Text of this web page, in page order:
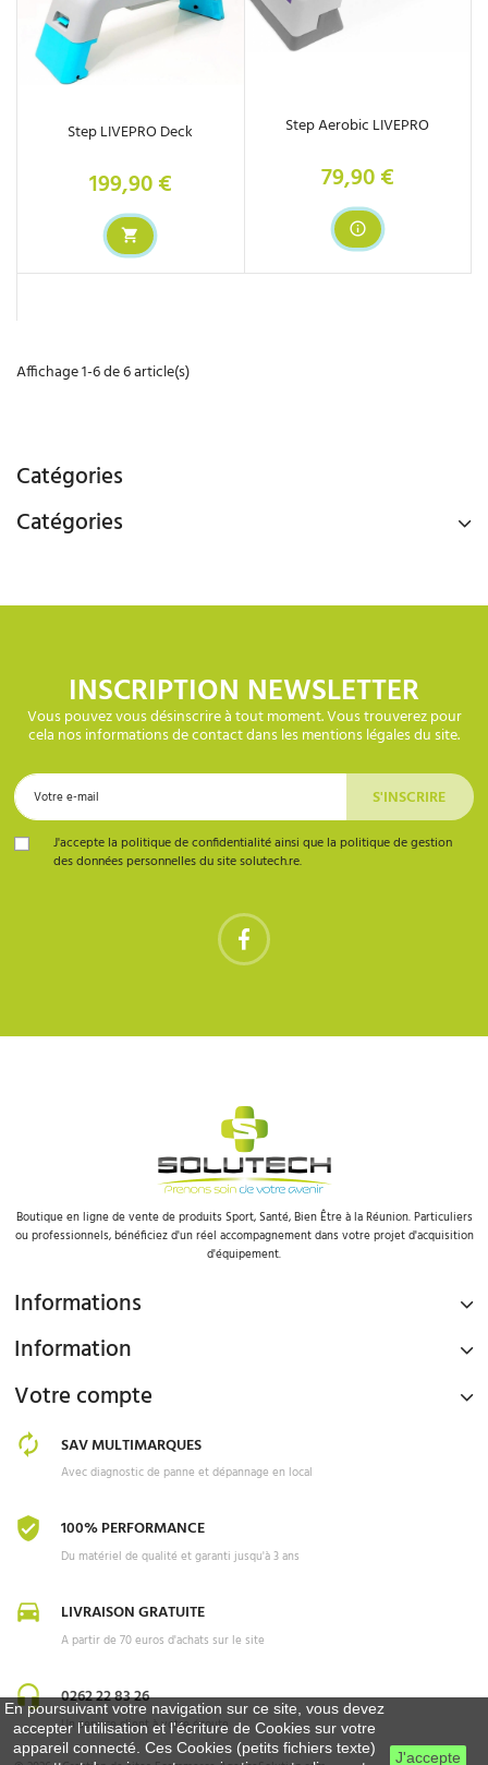
En poursuivant votre navigation sur ce site, vous devez
accepter l’utilisation et l'écriture de Cookies sur votre
appareil connecté. Ces Cookies (petits fichiers texte)
J'accepte
Step LIVEPRO Deck
Prix
199,90 €
Step Aerobic LIVEPRO
Prix
79,90 €
Affichage 1-6 de 6 article(s)
Catégories
Catégories
INSCRIPTION NEWSLETTER
Vous pouvez vous désinscrire à tout moment. Vous trouverez pour
cela nos informations de contact dans les mentions légales du site.
J'accepte la politique de confidentialité ainsi que la politique de gestion
des données personnelles du site solutech.re.
Boutique en ligne de vente de produits Sport, Santé, Bien Être à la Réunion. Particuliers
ou professionnels, bénéficiez d'un réel accompagnement dans votre projet d'acquisition
d'équipement.
Informations
Information
Votre compte
SAV MULTIMARQUES
Avec diagnostic de panne et dépannage en local
100% PERFORMANCE
Du matériel de qualité et garanti jusqu'à 3 ans
LIVRAISON GRATUITE
A partir de 70 euros d'achats sur le site
0262 22 83 26
Un service client à votre écoute